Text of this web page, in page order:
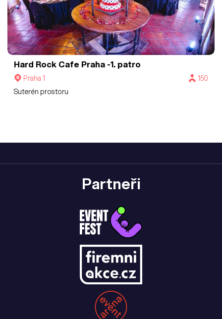
Hard Rock Cafe Praha -1. patro
Praha 1
150
Suterén prostoru
Partneři